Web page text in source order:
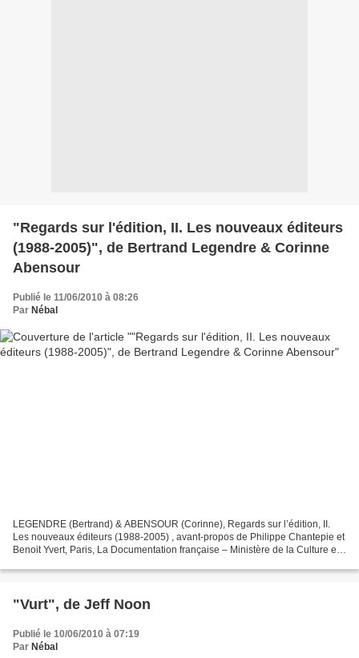
"Regards sur l'édition, II. Les nouveaux éditeurs
(1988-2005)", de Bertrand Legendre & Corinne
Abensour
Publié le 11/06/2010 à 08:26
Par Nébal
LEGENDRE (Bertrand) & ABENSOUR (Corinne), Regards sur l’édition, II.
Les nouveaux éditeurs (1988-2005) , avant-propos de Philippe Chantepie et
Benoit Yvert, Paris, La Documentation française – Ministère de la Culture et
"Vurt", de Jeff Noon
Publié le 10/06/2010 à 07:19
Par Nébal